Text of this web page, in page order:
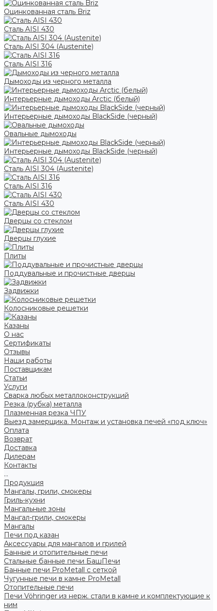
Оцинкованная сталь Briz
Сталь AISI 430
Сталь AISI 304 (Austenite)
Сталь AISI 316
Дымоходы из черного металла
Интерьерные дымоходы Arctic (белый)
Интерьерные дымоходы BlackSide (черный)
Овальные дымоходы
Интерьерные дымоходы BlackSide (черный)
Сталь AISI 304 (Austenite)
Сталь AISI 316
Сталь AISI 430
Дверцы со стеклом
Дверцы глухие
Плиты
Поддувальные и прочистные дверцы
Задвижки
Колосниковые решетки
Казаны
О нас
Сертификаты
Отзывы
Наши работы
Поставщикам
Статьи
Услуги
Сварка любых металлоконструкций
Резка (рубка) металла
Плазменная резка ЧПУ
Выезд замерщика. Монтаж и установка печей «под ключ»
Оплата
Возврат
Доставка
Дилерам
Контакты
...
Продукция
Мангалы, грили, смокеры
Гриль-кухни
Мангальные зоны
Мангал-грили, смокеры
Мангалы
Печи под казан
Аксессуары для мангалов и грилей
Банные и отопительные печи
Стальные банные печи БашПечи
Банные печи ProMetall с сеткой
Чугунные печи в камне ProMetall
Отопительные печи
Печи Vöhringer из нерж. стали в камне и комплектующие к
ним